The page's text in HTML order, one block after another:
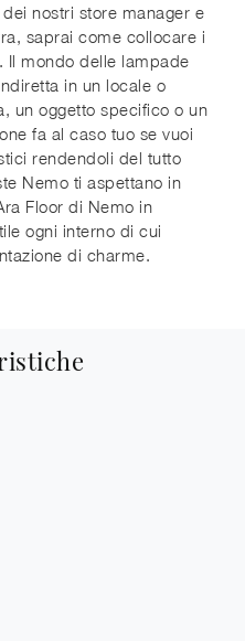
nostri store manager e
saprai come collocare i
Il mondo delle lampade
in un locale o
un oggetto specifico o un
fa al caso tuo se vuoi
rendendoli del tutto
Nemo ti aspettano in
Floor di Nemo in
ogni interno di cui
di charme.